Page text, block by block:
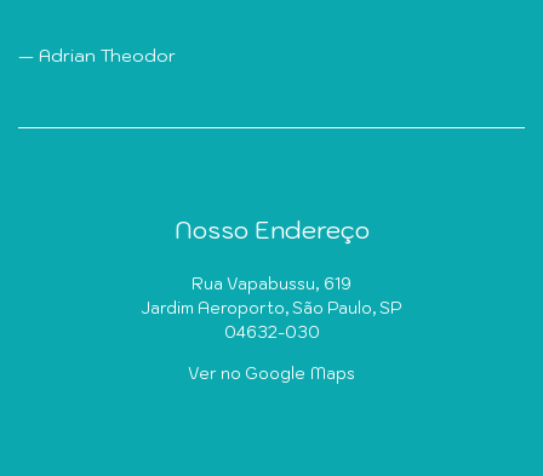
Adrian Theodor
Nosso Endereço
Rua Vapabussu, 619
Jardim Aeroporto, São Paulo, SP
04632-030
Ver no Google Maps